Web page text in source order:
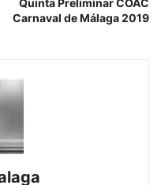
Carnaval de Málaga 2019